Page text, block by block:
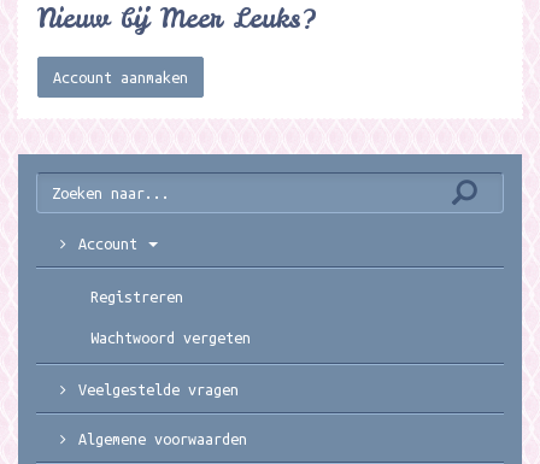
Nieuw bij Meer Leuks?
Account aanmaken
Account
Registreren
Wachtwoord vergeten
Veelgestelde vragen
Algemene voorwaarden